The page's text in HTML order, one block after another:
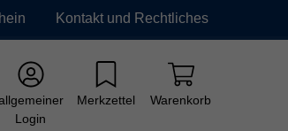
Kontakt und Rechtliches
Login
Merkzettel Warenkorb